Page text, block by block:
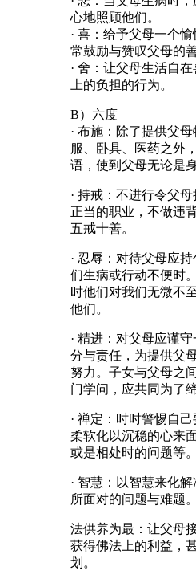
心地照顾他们。
· 喜：给予父母一个
常鼓励与赞叹父母的善
· 舍：让父母生活自
上的负担的行为。
B）六度
· 布施：除了提供父
服、卧具、医药之外
语，使到父母无论是
· 持戒：不进行令父
正当的职业，不做违
五戒十善。
· 忍辱：对待父母应
们生病或行动不便时
时他们对我们无微不
他们。
· 精进：对父母应谨
分与责任，为提供父
努力。子女与父母之
门学问，应共同为了
· 禅定：时时警惕自
柔软化以沉稳的心来
或是相处时的问题等。
· 智慧：以智慧来化
所面对的问题与难题。
法供养为最：让父母
获得佛法上的利益，
划。